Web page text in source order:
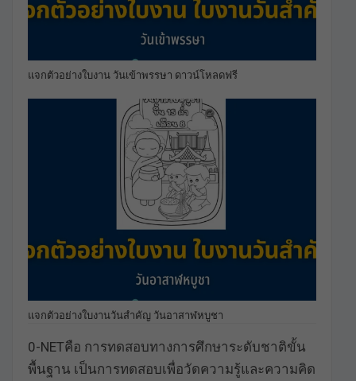
แจกตัวอย่างใบงาน วันเข้าพรรษา ดาวน์โหลดฟรี
แจกตัวอย่างใบงานวันสำคัญ วันอาสาฬหบูชา
0-NETคือ การทดสอบทางการศึกษาระดับชาติขั้น
พื้นฐาน เป็นการทดสอบเพื่อวัดความรู้และความคิด